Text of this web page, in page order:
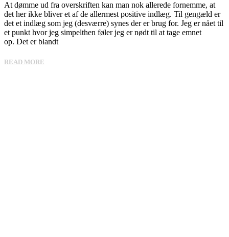
At dømme ud fra overskriften kan man nok allerede fornemme, at
det her ikke bliver et af de allermest positive indlæg. Til gengæld er
det et indlæg som jeg (desværre) synes der er brug for. Jeg er nået til
et punkt hvor jeg simpelthen føler jeg er nødt til at tage emnet
op. Det er blandt
READ MORE